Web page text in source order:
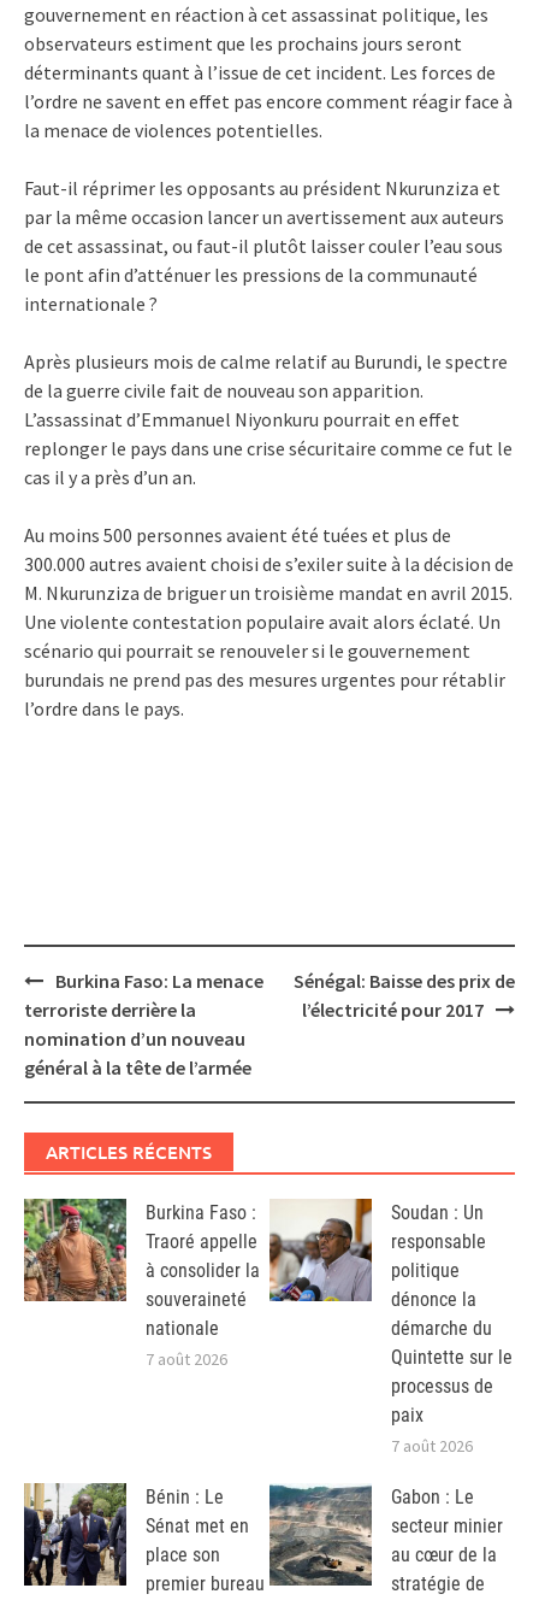
gouvernement en réaction à cet assassinat politique, les
observateurs estiment que les prochains jours seront
déterminants quant à l’issue de cet incident. Les forces de
l’ordre ne savent en effet pas encore comment réagir face à
la menace de violences potentielles.
Faut-il réprimer les opposants au président Nkurunziza et
par la même occasion lancer un avertissement aux auteurs
de cet assassinat, ou faut-il plutôt laisser couler l’eau sous
le pont afin d’atténuer les pressions de la communauté
internationale ?
Après plusieurs mois de calme relatif au Burundi, le spectre
de la guerre civile fait de nouveau son apparition.
L’assassinat d’Emmanuel Niyonkuru pourrait en effet
replonger le pays dans une crise sécuritaire comme ce fut le
cas il y a près d’un an.
Au moins 500 personnes avaient été tuées et plus de
300.000 autres avaient choisi de s’exiler suite à la décision de
M. Nkurunziza de briguer un troisième mandat en avril 2015.
Une violente contestation populaire avait alors éclaté. Un
scénario qui pourrait se renouveler si le gouvernement
burundais ne prend pas des mesures urgentes pour rétablir
l’ordre dans le pays.
Post
navigation
Burkina Faso: La menace
terroriste derrière la
nomination d’un nouveau
général à la tête de l’armée
Sénégal: Baisse des prix de
l’électricité pour 2017
ARTICLES RÉCENTS
Burkina Faso :
Traoré appelle
à consolider la
souveraineté
nationale
7 août 2026
Soudan : Un
responsable
politique
dénonce la
démarche du
Quintette sur le
processus de
paix
7 août 2026
Bénin : Le
Sénat met en
place son
premier bureau
Gabon : Le
secteur minier
au cœur de la
stratégie de